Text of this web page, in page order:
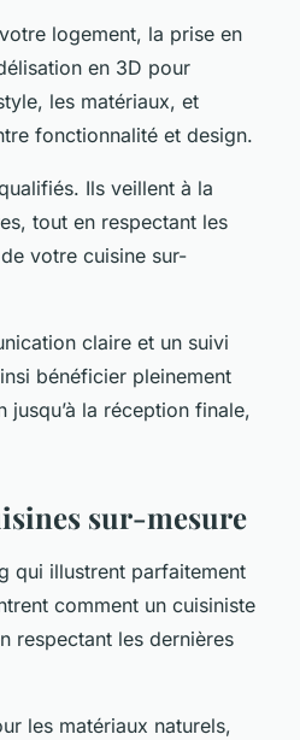
logement, la prise en
en 3D pour
les matériaux, et
fonctionnalité et design.
Ils veillent à la
tout en respectant les
votre cuisine sur-
claire et un suivi
bénéficier pleinement
la réception finale,
sur-mesure
qui illustrent parfaitement
comment un cuisiniste
respectant les dernières
les matériaux naturels,